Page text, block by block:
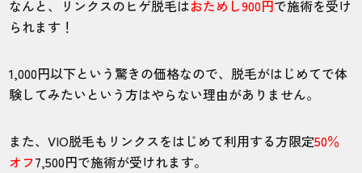
なんと、リンクスのヒゲ脱毛はおためし900円で施術を受け
られます！
1,000円以下という驚きの価格なので、脱毛がはじめてで体
験してみたいという方はやらない理由がありません。
また、VIO脱毛もリンクスをはじめて利用する方限定50％
オフ7,500円で施術が受けれます。